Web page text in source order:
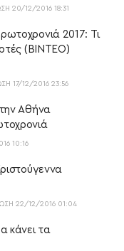
20/12/2016 18:31
2017: Τι
(ΒΙΝΤΕΟ)
17/12/2016 23:56
Αθήνα
10:16
22/12/2016 01:04
κάνει τα